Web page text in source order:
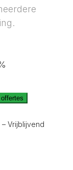
– Vrijblijvend